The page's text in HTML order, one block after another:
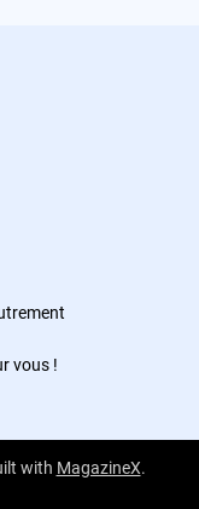
vous !
with MagazineX.